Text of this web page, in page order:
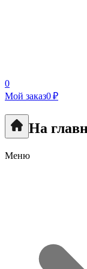
0
Мой заказ0 ₽
На
Меню